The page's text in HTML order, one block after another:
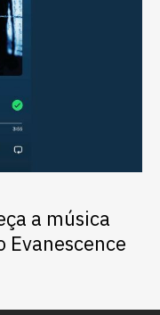
a música
Evanescence